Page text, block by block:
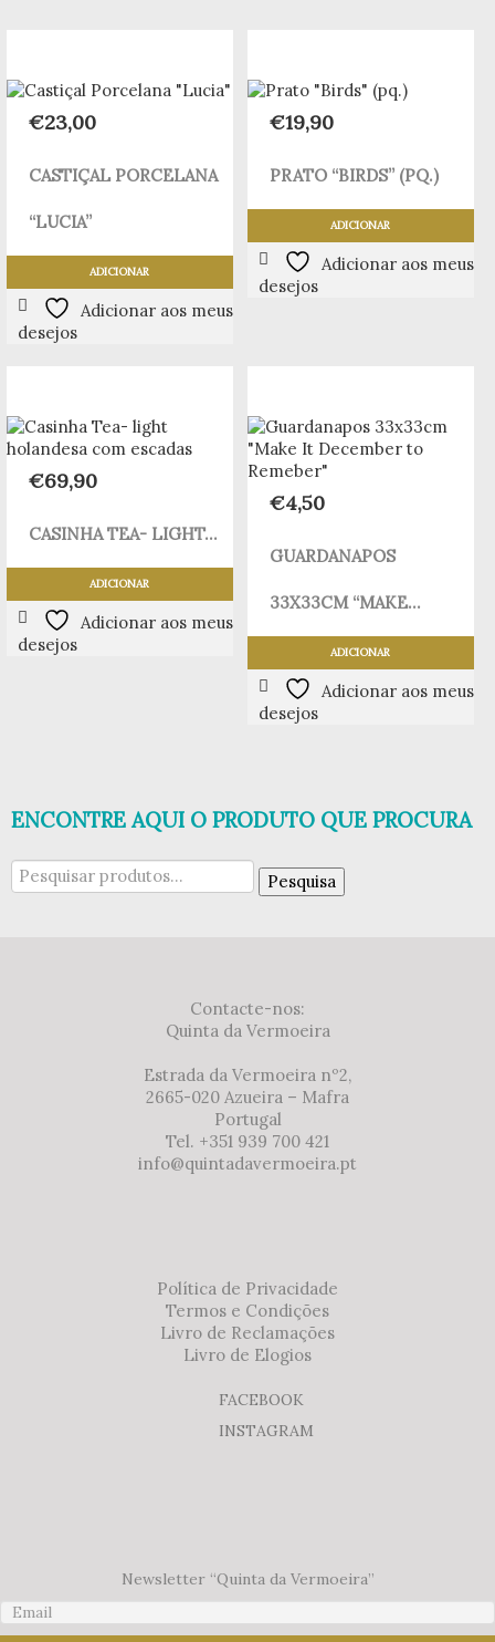
€23,00
CASTIÇAL PORCELANA
“LUCIA”
ADICIONAR
Adicionar aos meus
desejos
€19,90
PRATO “BIRDS” (PQ.)
ADICIONAR
Adicionar aos meus
desejos
€69,90
CASINHA TEA- LIGHT...
ADICIONAR
Adicionar aos meus
desejos
€4,50
GUARDANAPOS
33X33CM “MAKE...
ADICIONAR
Adicionar aos meus
desejos
ENCONTRE AQUI O PRODUTO QUE PROCURA
Pesquisar
por:
Pesquisa
Contacte-nos:
Quinta da Vermoeira
Estrada da Vermoeira nº2,
2665-020 Azueira – Mafra
Portugal
Tel. +351 939 700 421
info@quintadavermoeira.pt
Política de Privacidade
Termos e Condições
Livro de Reclamações
Livro de Elogios
FACEBOOK
INSTAGRAM
Newsletter “Quinta da Vermoeira”